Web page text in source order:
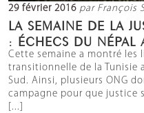
29 février 2016 par François
LA SEMAINE DE LA
: ÉCHECS DU NÉPAL
Cette semaine a montré les
transitionnelle de la Tunisie
Sud. Ainsi, plusieurs ONG
campagne pour que justice
[...]